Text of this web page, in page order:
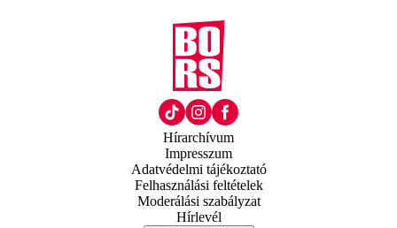
Hírarchívum
Impresszum
Adatvédelmi tájékoztató
Felhasználási feltételek
Moderálási szabályzat
Hírlevél